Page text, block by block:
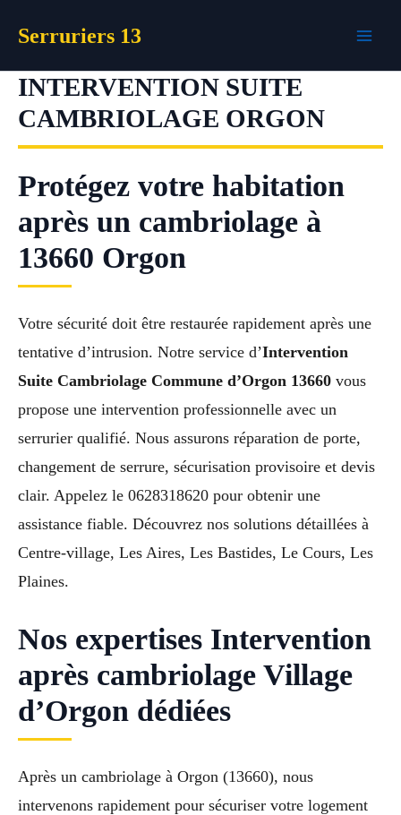
Serruriers 13
INTERVENTION SUITE
CAMBRIOLAGE ORGON
Protégez votre habitation
après un cambriolage à
13660 Orgon
Votre sécurité doit être restaurée rapidement après une
tentative d’intrusion. Notre service d’Intervention
Suite Cambriolage Commune d’Orgon 13660 vous
propose une intervention professionnelle avec un
serrurier qualifié. Nous assurons réparation de porte,
changement de serrure, sécurisation provisoire et devis
clair. Appelez le 0628318620 pour obtenir une
assistance fiable. Découvrez nos solutions détaillées à
Centre-village, Les Aires, Les Bastides, Le Cours, Les
Plaines.
Nos expertises Intervention
après cambriolage Village
d’Orgon dédiées
Après un cambriolage à Orgon (13660), nous
intervenons rapidement pour sécuriser votre logement